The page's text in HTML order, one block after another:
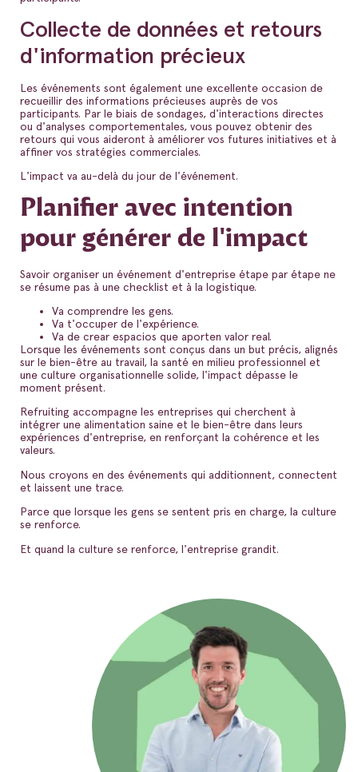
Collecte de données et retours
d'information précieux
Les événements sont également une excellente occasion de
recueillir des informations précieuses auprès de vos
participants. Par le biais de sondages, d'interactions directes
ou d'analyses comportementales, vous pouvez obtenir des
retours qui vous aideront à améliorer vos futures initiatives et à
affiner vos stratégies commerciales.
L'impact va au-delà du jour de l'événement.
Planifier avec intention
pour générer de l'impact
Savoir organiser un événement d'entreprise étape par étape ne
se résume pas à une checklist et à la logistique.
Va comprendre les gens.
Va t'occuper de l'expérience.
Va de crear espacios que aporten valor real.
Lorsque les événements sont conçus dans un but précis, alignés
sur le bien-être au travail, la santé en milieu professionnel et
une culture organisationnelle solide, l'impact dépasse le
moment présent.
Refruiting accompagne les entreprises qui cherchent à
intégrer une alimentation saine et le bien-être dans leurs
expériences d'entreprise, en renforçant la cohérence et les
valeurs.
Nous croyons en des événements qui additionnent, connectent
et laissent une trace.
Parce que lorsque les gens se sentent pris en charge, la culture
se renforce.
Et quand la culture se renforce, l'entreprise grandit.